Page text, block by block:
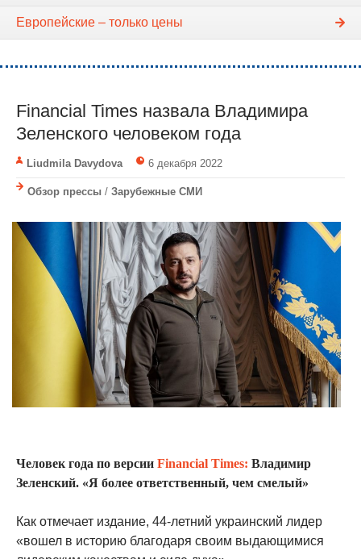
Европейские – только цены
Financial Times назвала Владимира
Зеленского человеком года
Liudmila Davydova 6 декабря 2022
Обзор прессы / Зарубежные СМИ
Человек года по версии Financial Times: Владимир
Зеленский. «Я более ответственный, чем смелый»
Как отмечает издание, 44-летний украинский лидер
«вошел в историю благодаря своим выдающимися